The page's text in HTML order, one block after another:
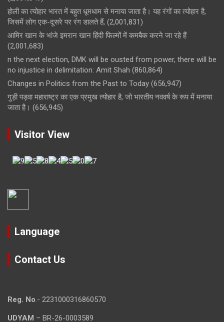
होली का त्योहार भारत में बहुत धूमधाम से मनाया जाता है। यह रंगों का त्योहार है,
जिसमें लोग एक-दूसरे पर रंग डालते हैं, (2,001,831)
आमिर खान के भांजे इमरान खान हिंदी फिल्मों में कमबैक करने जा रहे हैं
(2,001,683)
n the next election, DMK will be ousted from power, there will be
no injustice in delimitation: Amit Shah (860,864)
Changes in Politics from the Past to Today (656,947)
गुड़ी पड़वा महाराष्ट्र का एक प्रमुख त्योहार है, जो भारतीय नववर्ष के रूप में मनाया
जाता है। (656,945)
Visitor View
Language
Contact Us
Reg. No.- 2231000316860570
UDYAM – BR-26-0003589